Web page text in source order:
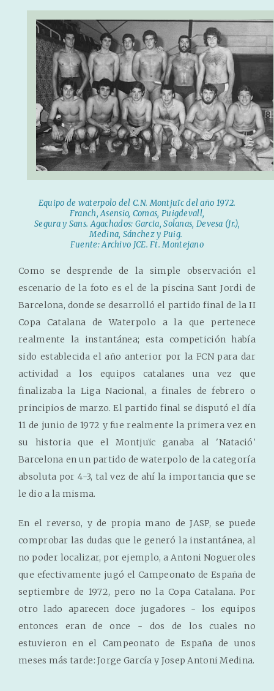
Equipo de waterpolo del C.N. Montjuïc del año 1972.
Franch, Asensio, Comas, Puigdevall,
Segura y Sans. Agachados: Garcia, Solanas, Devesa (Jr.),
Medina, Sánchez y Puig.
Fuente: Archivo JCE. Ft. Montejano
Como se desprende de la simple observación el
escenario de la foto es el de la piscina Sant Jordi de
Barcelona, ​​donde se desarrolló el partido final de la II
Copa Catalana de Waterpolo a la que pertenece
realmente la instantánea; esta competición había
sido establecida el año anterior por la FCN para dar
actividad a los equipos catalanes una vez que
finalizaba la Liga Nacional, a finales de febrero o
principios de marzo. El partido final se disputó el día
11 de junio de 1972 y fue realmente la primera vez en
su historia que el Montjuïc ganaba al 'Natació'
Barcelona en un partido de waterpolo de la categoría
absoluta por 4-3, tal vez de ahí la importancia que se
le dio a la misma.
En el reverso, y de propia mano de JASP, se puede
comprobar las dudas que le generó la instantánea, al
no poder localizar, por ejemplo, a Antoni Nogueroles
que efectivamente jugó el Campeonato de España de
septiembre de 1972, pero no la Copa Catalana. Por
otro lado aparecen doce jugadores - los equipos
entonces eran de once - dos de los cuales no
estuvieron en el Campeonato de España de unos
meses más tarde: Jorge García y Josep Antoni Medina.